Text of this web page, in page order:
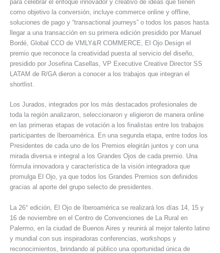
para celebrar el enfoque innovador y creativo de ideas que tienen
como objetivo la conversión, incluye commerce online y offline,
soluciones de pago y “transactional journeys” o todos los pasos hasta
llegar a una transacción en su primera edición presidido por Manuel
Bordé, Global CCO de VMLY&R COMMERCE, El Ojo Design el
premio que reconoce la creatividad puesta al servicio del diseño,
presidido por Josefina Casellas, VP Executive Creative Director SS
LATAM de R/GA dieron a conocer a los trabajos que integran el
shortlist.
Los Jurados, integrados por los más destacados profesionales de
toda la región analizaron, seleccionaron y eligieron de manera online
en las primeras etapas de votación a los finalistas entre los trabajos
participantes de Iberoamérica. En una segunda etapa, entre todos los
Presidentes de cada uno de los Premios elegirán juntos y con una
mirada diversa e integral a los Grandes Ojos de cada premio. Una
fórmula innovadora y característica de la visión integradora que
promulga El Ojo, ya que todos los Grandes Premios son definidos
gracias al aporte del grupo selecto de presidentes.
La 26° edición, El Ojo de Iberoamérica se realizará los días 14, 15 y
16 de noviembre en el Centro de Convenciones de La Rural en
Palermo, en la ciudad de Buenos Aires y reunirá al mejor talento latino
y mundial con sus inspiradoras conferencias, workshops y
reconocimientos, brindando al público una oportunidad única de